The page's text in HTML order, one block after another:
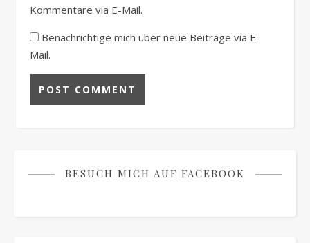
Kommentare via E-Mail.
Benachrichtige mich über neue Beiträge via E-
Mail.
BESUCH MICH AUF FACEBOOK